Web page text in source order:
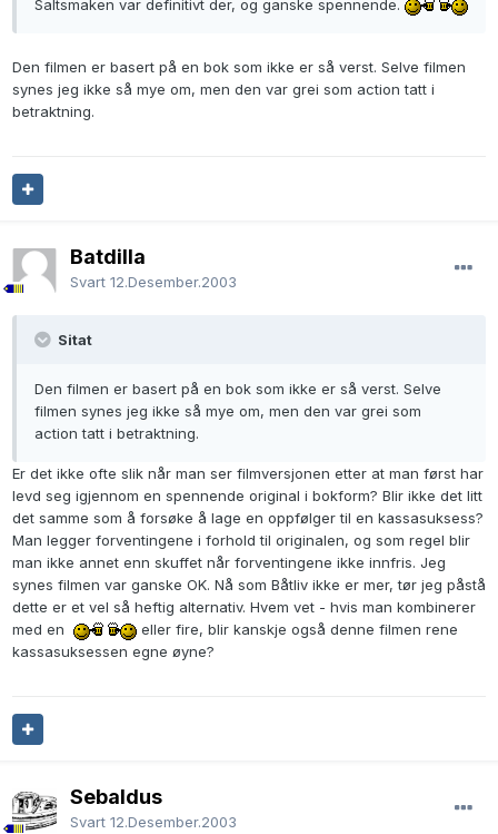
Saltsmaken var definitivt der, og ganske spennende.
Den filmen er basert på en bok som ikke er så verst. Selve filmen
synes jeg ikke så mye om, men den var grei som action tatt i
betraktning.
Batdilla
Svart 12.Desember.2003
Sitat
Den filmen er basert på en bok som ikke er så verst. Selve
filmen synes jeg ikke så mye om, men den var grei som
action tatt i betraktning.
Er det ikke ofte slik når man ser filmversjonen etter at man først har
levd seg igjennom en spennende original i bokform? Blir ikke det litt
det samme som å forsøke å lage en oppfølger til en kassasuksess?
Man legger forventingene i forhold til originalen, og som regel blir
man ikke annet enn skuffet når forventingene ikke innfris. Jeg
synes filmen var ganske OK. Nå som Båtliv ikke er mer, tør jeg påstå
dette er et vel så heftig alternativ. Hvem vet - hvis man kombinerer
med en
eller fire, blir kanskje også denne filmen rene
kassasuksessen egne øyne?
Sebaldus
Svart 12.Desember.2003